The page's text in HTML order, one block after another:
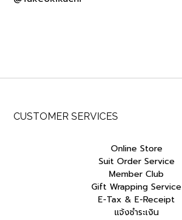
CUSTOMER SERVICES
Online Store
Suit Order Service
Member Club
Gift Wrapping Service
E-Tax & E-Receipt
แจ้งชำระเงิน